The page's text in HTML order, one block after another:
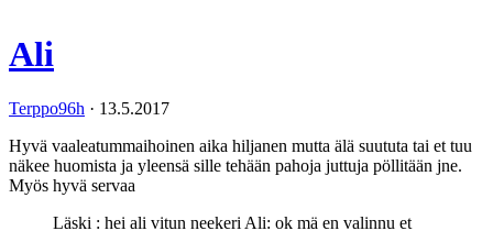
Ali
Terppo96h · 13.5.2017
Hyvä vaaleatummaihoinen aika hiljanen mutta älä suututa tai et tuu
näkee huomista ja yleensä sille tehään pahoja juttuja pöllitään jne.
Myös hyvä servaa
Läski : hei ali vitun neekeri Ali: ok mä en valinnu et